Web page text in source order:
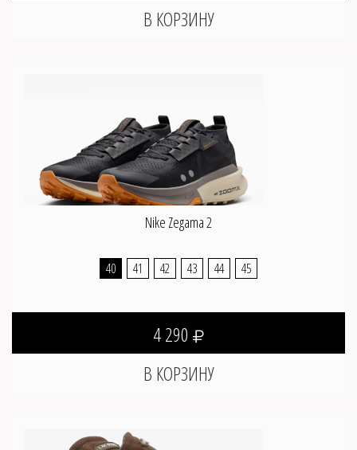
Nike Zegama 2
40 41 42 43 44 45
4 290